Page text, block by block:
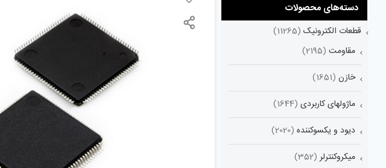
دسته‌های محصولات
قطعات الکترونیک (11265)
مقاومت (2195)
خازن (1651)
ماژولهای کاربردی (1644)
دیود و یکسوکننده (2020)
میکروکنترلر (352)